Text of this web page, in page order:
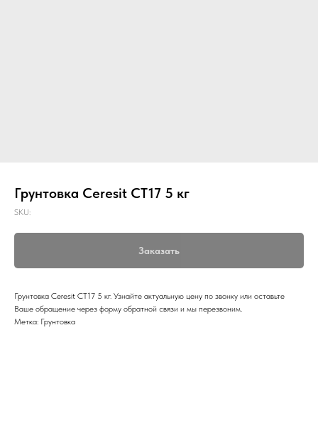
Грунтовка Ceresit CT17 5 кг
SKU:
Заказать
Грунтовка Ceresit CT17 5 кг. Узнайте актуальную цену по звонку или оставьте
Ваше обращение через форму обратной связи и мы перезвоним.
Метка: Грунтовка